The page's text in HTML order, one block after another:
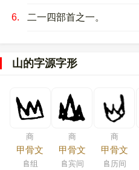
6. 二一四部首之一。
山的字源字形
商
甲骨文
𠂤组
商
甲骨文
𠂤宾间
商
甲骨文
𠂤历间